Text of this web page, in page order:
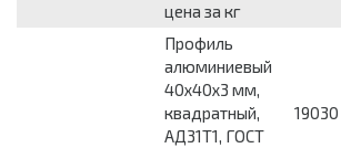
цена за кг
Профиль
алюминиевый
40х40х3 мм,
квадратный,
АД31Т1, ГОСТ
19030